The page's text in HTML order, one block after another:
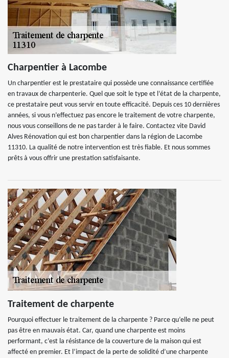
Charpentier à Lacombe
Un charpentier est le prestataire qui possède une connaissance certifiée
en travaux de charpenterie. Quel que soit le type et l’état de la charpente,
ce prestataire peut vous servir en toute efficacité. Depuis ces 10 dernières
années, si vous n’effectuez pas encore le traitement de votre charpente,
nous vous conseillons de ne pas tarder à le faire. Contactez vite David
Alves Rénovation qui est bon charpentier dans la région de Lacombe
11310. La qualité de notre intervention est très fiable. Et nous sommes
prêts à vous offrir une prestation satisfaisante.
Traitement de charpente
Pourquoi effectuer le traitement de la charpente ? Parce qu’elle ne peut
pas être en mauvais état. Car, quand une charpente est moins
performant, c’est la résistance de la couverture de la maison qui est
affecté en premier. Et l’impact de la perte de solidité d’une charpente